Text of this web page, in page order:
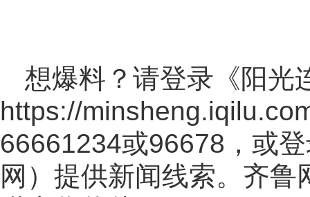
想爆料？请登录《阳光
https://
66661234或96678，或
网 ）提供新闻线索。齐鲁